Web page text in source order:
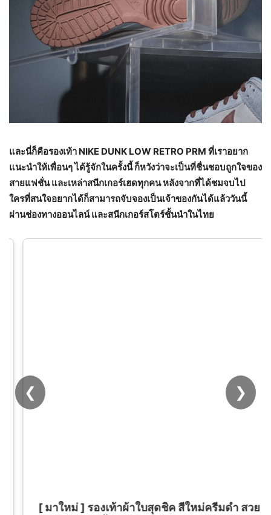
และนี่ก็คือรองเท้า NIKE DUNK LOW RETRO PRM ที่เราอยาก
แนะนำให้เพื่อนๆ ได้รู้จักในครั้งนี้ ก็หวังว่าจะเป็นที่ชื่นชอบถูกใจของ
สายแฟชั่น และเหล่าสนีกเกอร์เฮดทุกคน หลังจากที่ได้ชมจบไป
ใครที่สนใจอยากได้ก็สามารถจับจองเป็นเจ้าของกันได้แล้ววันนี้
ผ่านช่องทางออนไลน์ และสนีกเกอร์สโตร์ชั้นนำในไทย
[ มาใหม่ ] รองเท้าผ้าใบสุดชิค สีใหม่ครีมดำ สวย
❮ ❯